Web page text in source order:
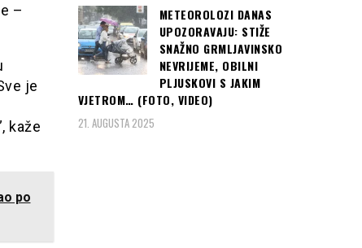
–
je
kaže
po
METEOROLOZI DANAS
UPOZORAVAJU: STIŽE
SNAŽNO GRMLJAVINSKO
NEVRIJEME, OBILNI
PLJUSKOVI S JAKIM
VJETROM… (FOTO, VIDEO)
21. AUGUSTA 2025